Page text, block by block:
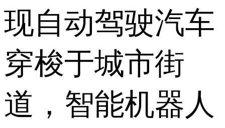
现自动驾驶汽车
穿梭于城市街
道，智能机器人